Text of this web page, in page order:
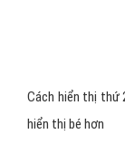
Cách hiển thị thứ
hiển thị bé hơn